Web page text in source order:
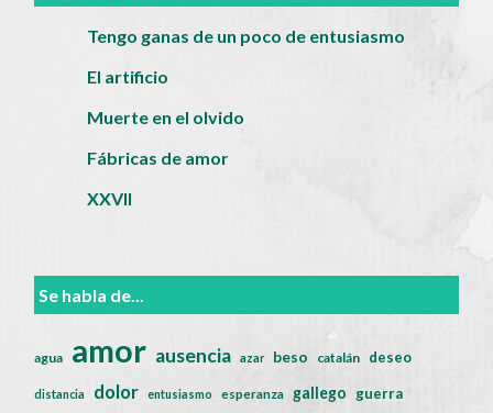
Tengo ganas de un poco de entusiasmo
El artificio
Muerte en el olvido
Fábricas de amor
XXVII
Se habla de...
agua amor ausencia azar beso catalán deseo
distancia dolor entusiasmo esperanza gallego guerra